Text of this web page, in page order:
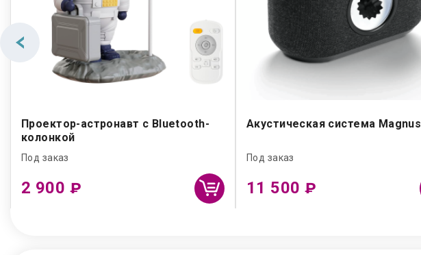
Проектор-астронавт с Bluetooth-
колонкой
Под заказ
2 900 ₽
Акустическая система Magnus
Под заказ
11 500 ₽